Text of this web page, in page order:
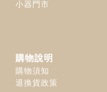
小器門市
購物說明
購物須知
退換貨政策